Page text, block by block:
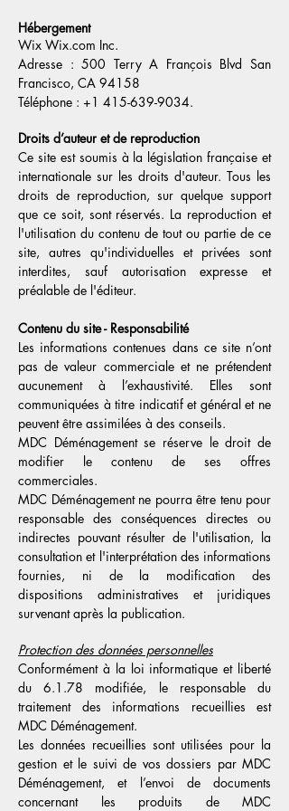
Hébergement
Wix Wix.com Inc.
Adresse : 500 Terry A François Blvd San
Francisco, CA 94158
Téléphone : +1 415-639-9034.
Droits d’auteur et de reproduction
Ce site est soumis à la législation française et
internationale sur les droits d'auteur. Tous les
droits de reproduction, sur quelque support
que ce soit, sont réservés. La reproduction et
l'utilisation du contenu de tout ou partie de ce
site, autres qu'individuelles et privées sont
interdites, sauf autorisation expresse et
préalable de l'éditeur.
Contenu du site - Responsabilité
Les informations contenues dans ce site n’ont
pas de valeur commerciale et ne prétendent
aucunement à l’exhaustivité. Elles sont
communiquées à titre indicatif et général et ne
peuvent être assimilées à des conseils.
MDC Déménagement se réserve le droit de
modifier le contenu de ses offres
commerciales.
MDC Déménagement ne pourra être tenu pour
responsable des conséquences directes ou
indirectes pouvant résulter de l'utilisation, la
consultation et l'interprétation des informations
fournies, ni de la modification des
dispositions administratives et juridiques
survenant après la publication.
Protection des données personnelles
Conformément à la loi informatique et liberté
du 6.1.78 modifiée, le responsable du
traitement des informations recueillies est
MDC Déménagement.
Les données recueillies sont utilisées pour la
gestion et le suivi de vos dossiers par MDC
Déménagement, et l’envoi de documents
concernant les produits de MDC